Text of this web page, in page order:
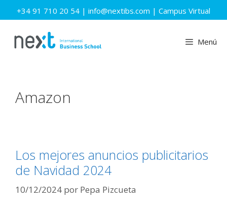
Saltar
al
+34 91 710 20 54 | info@nextibs.com | Campus Virtual
Menú
Amazon
Los mejores anuncios publicitarios
de Navidad 2024
10/12/2024 por Pepa Pizcueta